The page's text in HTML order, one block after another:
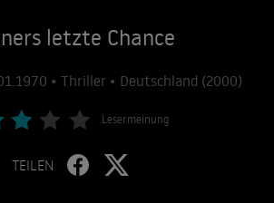
letzte Chance
• Thriller • Deutschland (2000)
Lesermeinung
TEILEN